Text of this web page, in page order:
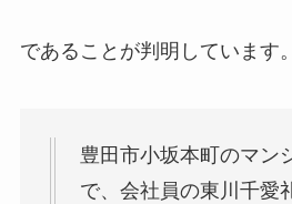
であることが判明しています。
豊田市小坂本町のマン
で、会社員の東川千愛